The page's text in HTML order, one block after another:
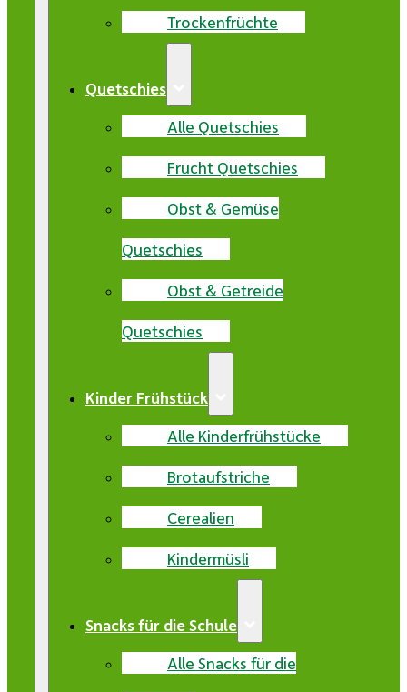
Trockenfrüchte
Quetschies
Alle Quetschies
Frucht Quetschies
Obst & Gemüse
Quetschies
Obst & Getreide
Quetschies
Kinder Frühstück
Alle Kinderfrühstücke
Brotaufstriche
Cerealien
Kindermüsli
Snacks für die Schule
Alle Snacks für die